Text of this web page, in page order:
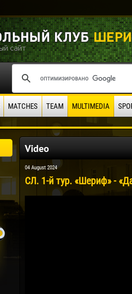
MATCHES TEAM MULTIMEDIA
Video
04 August 2024
СЛ. 1-й тур. «Шериф» -